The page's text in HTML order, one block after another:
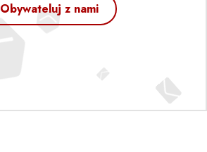
Obywateluj z nami